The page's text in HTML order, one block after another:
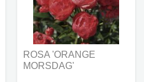
ROSA 'ORANGE
MORSDAG'